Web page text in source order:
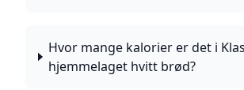
Hvor mange kalorier er det i
hjemmelaget hvitt brød?